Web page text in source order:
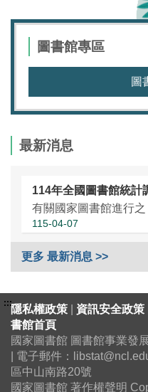
圖書館專區
圖
最新消息
115-04-07
更多 最新消息 >>
:::隱私權政策 資訊安全政策
書館首頁
國家圖書館 圖書館事業發
| 電子郵件：
區中山南路20號
國家圖書館 著作權聲明